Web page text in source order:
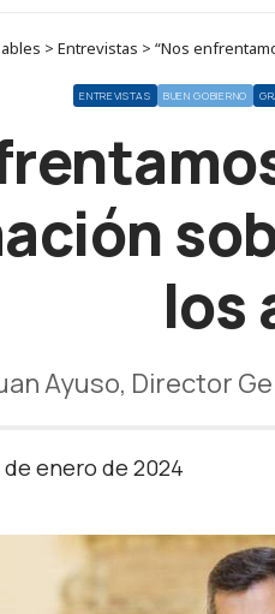
> Entrevistas > “Nos
ENTREVISTAS BUEN GOBIERNO
los
Ayuso, Director
enero de 2024